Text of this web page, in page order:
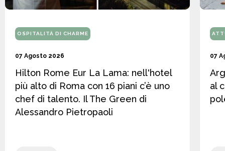
OSPITALITÀ DI CHARME
07 Agosto 2026
Hilton Rome Eur La Lama: nell'hotel
più alto di Roma con 16 piani c’è uno
chef di talento. Il The Green di
Alessandro Pietropaoli
07
al